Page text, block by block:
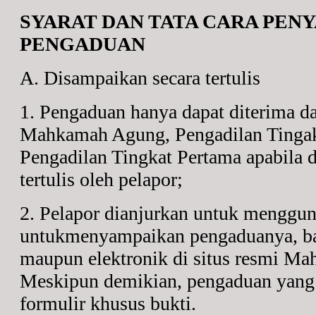
SYARAT DAN TATA CARA
PENGADUAN
A. Disampaikan secara tertulis
1. Pengaduan hanya dapat diterima
Mahkamah Agung, Pengadilan
Pengadilan Tingkat Pertama apabila
tertulis oleh pelapor;
2. Pelapor dianjurkan untuk
untukmenyampaikan pengaduanya,
maupun elektronik di situs resmi
Meskipun demikian, pengaduan
formulir khusus bukti.